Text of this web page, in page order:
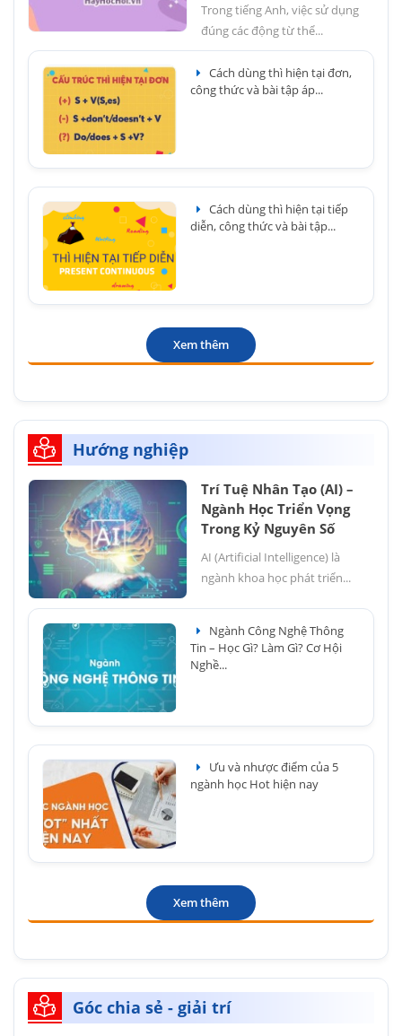
Trong tiếng Anh, việc sử dụng
đúng các động từ thể...
Cách dùng thì hiện tại đơn,
công thức và bài tập áp...
Cách dùng thì hiện tại tiếp
diễn, công thức và bài tập...
Xem thêm
Hướng nghiệp
Trí Tuệ Nhân Tạo (AI) –
Ngành Học Triển Vọng
Trong Kỷ Nguyên Số
AI (Artificial Intelligence) là
ngành khoa học phát triển...
Ngành Công Nghệ Thông
Tin – Học Gì? Làm Gì? Cơ Hội
Nghề...
Ưu và nhược điểm của 5
ngành học Hot hiện nay
Xem thêm
Góc chia sẻ - giải trí